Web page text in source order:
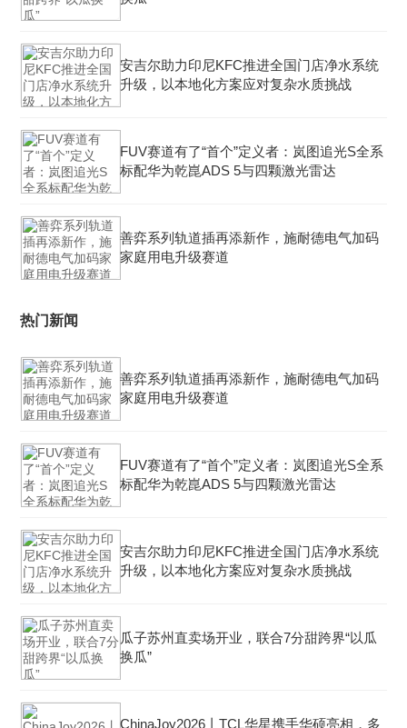
安吉尔助力印尼KFC推进全国门店净水系统
升级，以本地化方案应对复杂水质挑战
FUV赛道有了“首个”定义者：岚图追光S全系
标配华为乾崑ADS 5与四颗激光雷达
善弈系列轨道插再添新作，施耐德电气加码
家庭用电升级赛道
热门新闻
善弈系列轨道插再添新作，施耐德电气加码
家庭用电升级赛道
FUV赛道有了“首个”定义者：岚图追光S全系
标配华为乾崑ADS 5与四颗激光雷达
安吉尔助力印尼KFC推进全国门店净水系统
升级，以本地化方案应对复杂水质挑战
瓜子苏州直卖场开业，联合7分甜跨界“以瓜
换瓜”
ChinaJoy2026丨TCL华星携手华硕亮相，多